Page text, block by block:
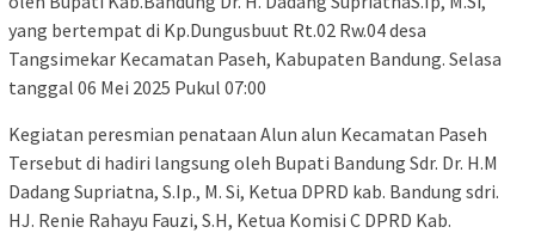
yang bertempat di Kp.Dungusbuut Rt.02 Rw.04 desa
Tangsimekar Kecamatan Paseh, Kabupaten Bandung. Selasa
tanggal 06 Mei 2025 Pukul 07:00
Kegiatan peresmian penataan Alun alun Kecamatan Paseh
Tersebut di hadiri langsung oleh Bupati Bandung Sdr. Dr. H.M
Dadang Supriatna, S.Ip., M. Si, Ketua DPRD kab. Bandung sdri.
HJ. Renie Rahayu Fauzi, S.H, Ketua Komisi C DPRD Kab.